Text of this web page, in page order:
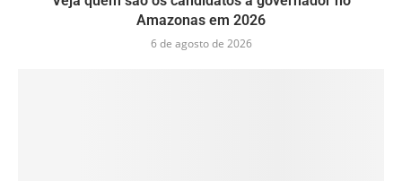
Amazonas em 2026
6 de agosto de 2026